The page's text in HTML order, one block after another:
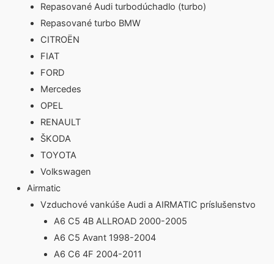
Repasované Audi turbodúchadlo (turbo)
Repasované turbo BMW
CITROËN
FIAT
FORD
Mercedes
OPEL
RENAULT
ŠKODA
TOYOTA
Volkswagen
Airmatic
Vzduchové vankúše Audi a AIRMATIC príslušenstvo
A6 C5 4B ALLROAD 2000-2005
A6 C5 Avant 1998-2004
A6 C6 4F 2004-2011